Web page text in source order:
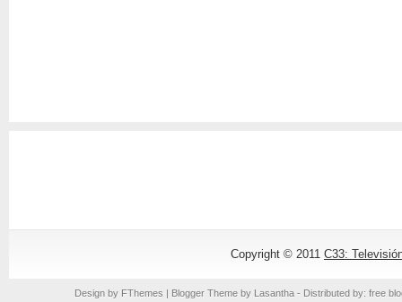
Copyright © 2011 C33:
Design by FThemes | Blogger Theme by Lasantha - Distributed by: free